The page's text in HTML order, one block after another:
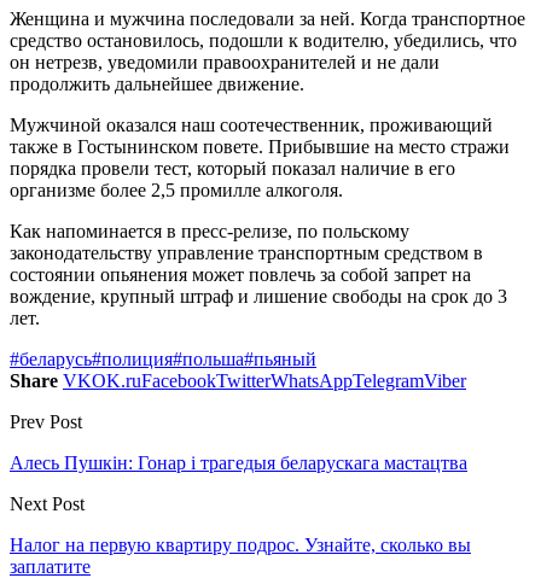
Женщина и мужчина последовали за ней. Когда транспортное
средство остановилось, подошли к водителю, убедились, что
он нетрезв, уведомили правоохранителей и не дали
продолжить дальнейшее движение.
Мужчиной оказался наш соотечественник, проживающий
также в Гостынинском повете. Прибывшие на место стражи
порядка провели тест, который показал наличие в его
организме более 2,5 промилле алкоголя.
Как напоминается в пресс-релизе, по польскому
законодательству управление транспортным средством в
состоянии опьянения может повлечь за собой запрет на
вождение, крупный штраф и лишение свободы на срок до 3
лет.
#беларусь#полиция#польша#пьяный
Share VKOK.ruFacebookTwitterWhatsAppTelegramViber
Prev Post
Алесь Пушкін: Гонар і трагедыя беларускага мастацтва
Next Post
Налог на первую квартиру подрос. Узнайте, сколько вы
заплатите